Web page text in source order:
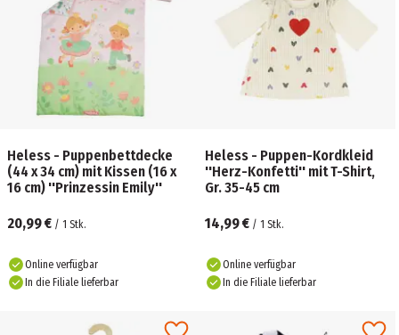
Heless - Puppenbettdecke
(44 x 34 cm) mit Kissen (16 x
16 cm) ''Prinzessin Emily''
20,99 € / 1 Stk.
Online verfügbar
In die Filiale lieferbar
Heless - Puppen-Kordkleid
''Herz-Konfetti'' mit T-Shirt,
Gr. 35-45 cm
14,99 € / 1 Stk.
Online verfügbar
In die Filiale lieferbar